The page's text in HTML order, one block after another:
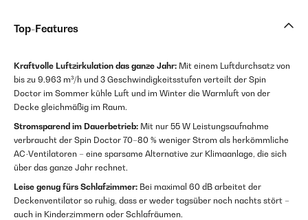
Top-Features
Kraftvolle Luftzirkulation das ganze Jahr: Mit einem Luftdurchsatz von
bis zu 9.963 m³/h und 3 Geschwindigkeitsstufen verteilt der Spin
Doctor im Sommer kühle Luft und im Winter die Warmluft von der
Decke gleichmäßig im Raum.
Stromsparend im Dauerbetrieb: Mit nur 55 W Leistungsaufnahme
verbraucht der Spin Doctor 70–80 % weniger Strom als herkömmliche
AC-Ventilatoren – eine sparsame Alternative zur Klimaanlage, die sich
über das ganze Jahr rechnet.
Leise genug fürs Schlafzimmer: Bei maximal 60 dB arbeitet der
Deckenventilator so ruhig, dass er weder tagsüber noch nachts stört –
auch in Kinderzimmern oder Schlafräumen.